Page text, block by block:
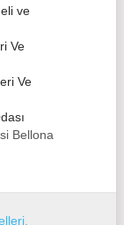
ve
Ve
Ve
Bellona
.